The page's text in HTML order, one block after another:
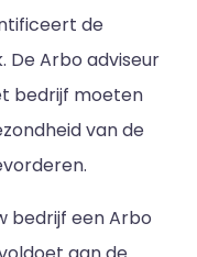
de
De Arbo adviseur
bedrijf moeten
van de
bedrijf een Arbo